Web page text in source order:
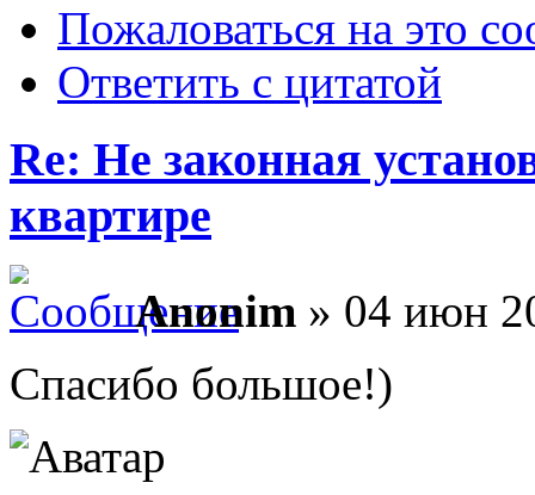
Пожаловаться на это
Ответить с цитатой
Re: Не законная
квартире
Anonim » 04 июн
Спасибо большое!)